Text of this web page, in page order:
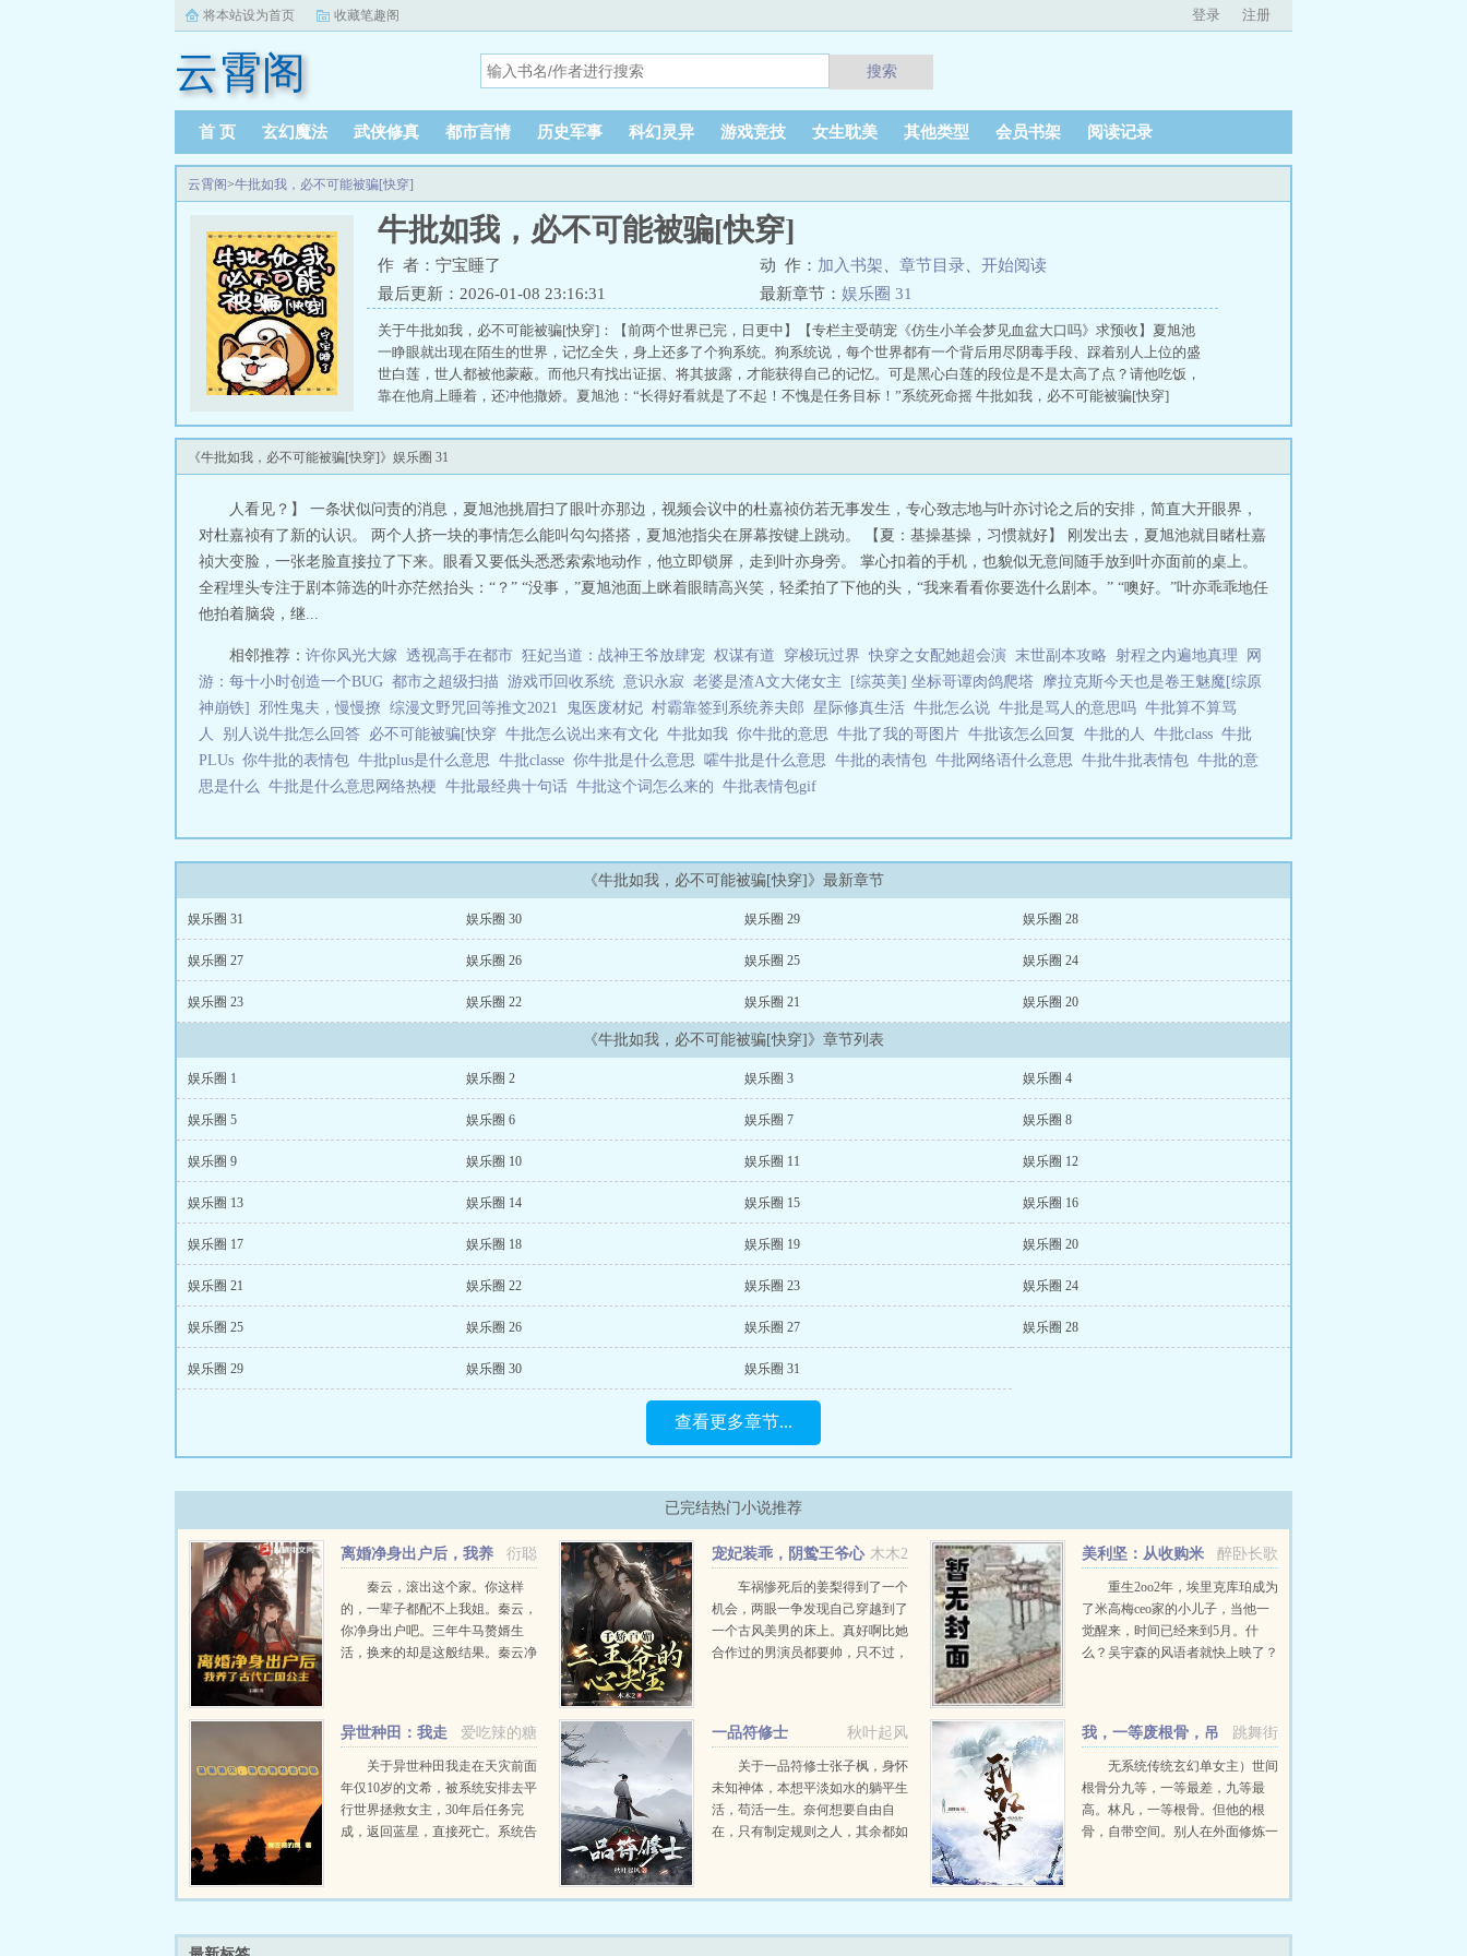
将本站设为首页 收藏笔趣阁 登录 注册
云霄阁 搜索
首 页 玄幻魔法 武侠修真 都市言情 历史军事 科幻灵异 游戏竞技 女生耽美 其他类型 会员书架 阅读记录
云霄阁>牛批如我，必不可能被骗[快穿]
牛批如我，必不可能被骗[快穿]
作 者：宁宝睡了 动 作： 加入书架 章节目录
开始阅读
最后更新：2026-01-08 23:16:31
最新章节： 娱乐圈 31
关于牛批如我，必不可能被骗[快穿]：【前两个世界已完，日更中】【专栏主受萌宠《仿生小羊会梦见血盆大口吗》求预收】夏旭池
一睁眼就出现在陌生的世界，记忆全失，身上还多了个狗系统。狗系统说，每个世界都有一个背后用尽阴毒手段、踩着别人上位的盛
世白莲，世人都被他蒙蔽。而他只有找出证据、将其披露，才能获得自己的记忆。可是黑心白莲的段位是不是太高了点？请他吃饭，
靠在他肩上睡着，还冲他撒娇。夏旭池：“长得好看就是了不起！不愧是任务目标！”系统死命摇 牛批如我，必不可能被骗[快穿]
《牛批如我，必不可能被骗[快穿]》娱乐圈 31
人看见？】 一条状似问责的消息，夏旭池挑眉扫了眼叶亦那边，视频会议中的杜嘉祯仿若无事发生，专心致志地与叶亦讨论之后的安排，简直大开眼界，
对杜嘉祯有了新的认识。 两个人挤一块的事情怎么能叫勾勾搭搭，夏旭池指尖在屏幕按键上跳动。 【夏：基操基操，习惯就好】 刚发出去，夏旭池就目睹杜嘉
祯大变脸，一张老脸直接拉了下来。眼看又要低头悉悉索索地动作，他立即锁屏，走到叶亦身旁。 掌心扣着的手机，也貌似无意间随手放到叶亦面前的桌上。
全程埋头专注于剧本筛选的叶亦茫然抬头：“？” “没事，”夏旭池面上眯着眼睛高兴笑，轻柔拍了下他的头，“我来看看你要选什么剧本。” “噢好。”叶亦乖乖地任
他拍着脑袋，继...
相邻推荐： 许你风光大嫁 透视高手在都市 狂妃当道：战神王爷放肆宠 权谋有道 穿梭玩过界 快穿之女配她超会演 末世副本攻略 射程之内遍地真理
网
游：每十小时创造一个BUG 都市之超级扫描 游戏币回收系统 意识永寂 老婆是渣A文大佬女主 [综英美] 坐标哥谭肉鸽爬塔 摩拉克斯今天也是卷王魅魔[综原
神崩铁]
邪性鬼夫，慢慢撩 综漫文野咒回等推文2021 鬼医废材妃 村霸靠签到系统养夫郎 星际修真生活 牛批怎么说 牛批是骂人的意思吗 牛批算不算骂
人 别人说牛批怎么回答 必不可能被骗[快穿 牛批怎么说出来有文化 牛批如我 你牛批的意思 牛批了我的哥图片 牛批该怎么回复 牛批的人 牛批class 牛批
PLUs 你牛批的表情包 牛批plus是什么意思 牛批classe 你牛批是什么意思 嚯牛批是什么意思 牛批的表情包 牛批网络语什么意思 牛批牛批表情包 牛批的意
思是什么 牛批是什么意思网络热梗 牛批最经典十句话 牛批这个词怎么来的 牛批表情包gif
《牛批如我，必不可能被骗[快穿]》最新章节
娱乐圈 31 娱乐圈 30 娱乐圈 29 娱乐圈 28
娱乐圈 27 娱乐圈 26 娱乐圈 25 娱乐圈 24
娱乐圈 23 娱乐圈 22 娱乐圈 21 娱乐圈 20
《牛批如我，必不可能被骗[快穿]》章节列表
娱乐圈 1 娱乐圈 2 娱乐圈 3 娱乐圈 4
娱乐圈 5 娱乐圈 6 娱乐圈 7 娱乐圈 8
娱乐圈 9 娱乐圈 10 娱乐圈 11 娱乐圈 12
娱乐圈 13 娱乐圈 14 娱乐圈 15 娱乐圈 16
娱乐圈 17 娱乐圈 18 娱乐圈 19 娱乐圈 20
娱乐圈 21 娱乐圈 22 娱乐圈 23 娱乐圈 24
娱乐圈 25 娱乐圈 26 娱乐圈 27 娱乐圈 28
娱乐圈 29 娱乐圈 30 娱乐圈 31
查看更多章节...
已完结热门小说推荐
衍聪
离婚净身出户后，我养
了古代亡国公主
秦云，滚出这个家。你这样
的，一辈子都配不上我姐。秦云，
你净身出户吧。三年牛马赘婿生
活，换来的却是这般结果。秦云净
鉴宝和囤货。他们互...
木木2
宠妃装乖，阴鸷王爷心
尖宠车祸惨死后的姜梨得到了一个
机会，两眼一争发现自己穿越到了
一个古风美男的床上。真好啊比她
合作过的男演员都要帅，只不过，
的小命！？眼看...
醉卧长歌
美利坚：从收购米
高梅开始
重生2oo2年，埃里克库珀成为
了米高梅ceo家的小儿子，当他一
觉醒来，时间已经来到5月。什
么？吴宇森的风语者就快上映了？
爱吃辣的糖
异世种田：我走
在天灾前面
关于异世种田我走在天灾前面
年仅10岁的文希，被系统安排去平
行世界拯救女主，30年后任务完
成，返回蓝星，直接死亡。系统告
都没给她留。文希没办法，她想好
秋叶起风
一品符修士
关于一品符修士张子枫，身怀
未知神体，本想平淡如水的躺平生
活，苟活一生。奈何想要自由自
在，只有制定规则之人，其余都如
日，龙肝凤胆来撸串。符文飞舞，
跳舞街
我，一等废根骨，吊
打各路天才！
无系统传统玄幻单女主）世间
根骨分九等，一等最差，九等最
高。林凡，一等根骨。但他的根
骨，自带空间。别人在外面修炼一
根骨，也有资格站到我的面前？南